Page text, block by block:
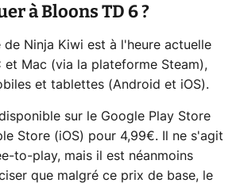
à Bloons TD 6 ?
de Ninja Kiwi est à l'heure actuelle
et Mac (via la plateforme Steam),
et tablettes (Android et iOS).
sur le Google Play Store
Store (iOS) pour 4,99€. Il ne s'agit
to-play, mais il est néanmoins
que malgré ce prix de base, le